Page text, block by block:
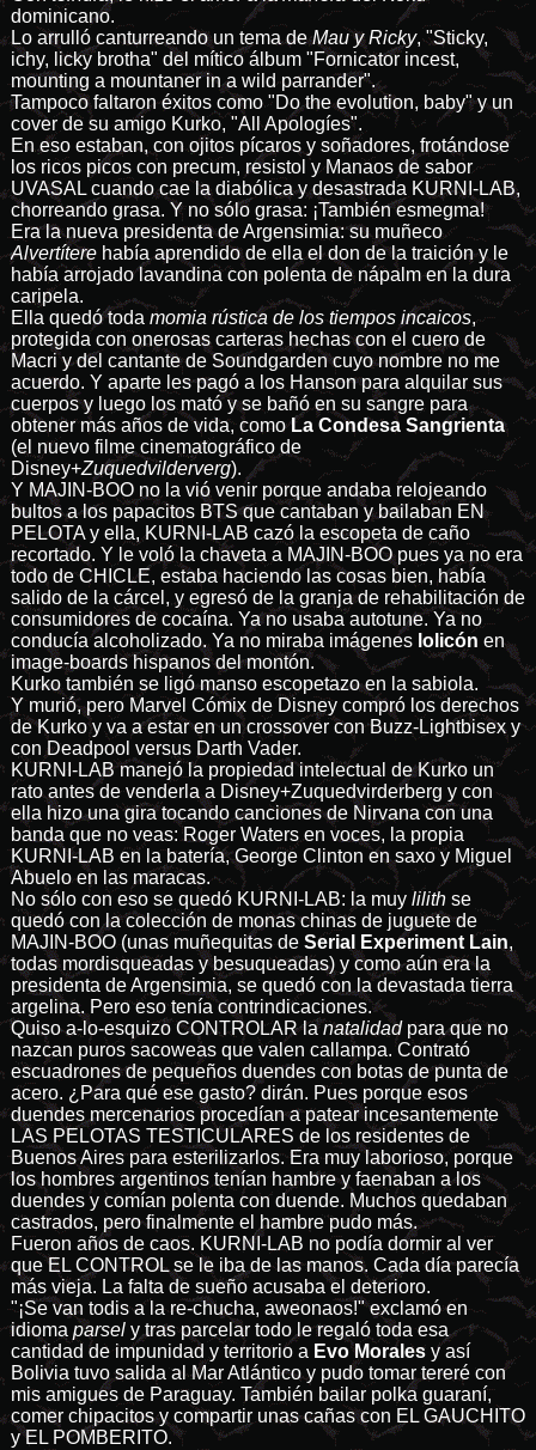
dominicano.
Lo arrulló canturreando un tema deMau y Ricky, "Sticky,
ichy, licky brotha" del mítico álbum "Fornicator incest,
mounting a mountaner in a wild parrander".
Tampoco faltaron éxitos como "Do the evolution, baby" y un
cover de su amigo Kurko, "All Apologíes".
En eso estaban, con ojitos pícaros y soñadores, frotándose
los ricos picos con precum, resistol y Manaos de sabor
UVASAL cuando cae la diabólica y desastrada KURNI-LAB,
chorreando grasa. Y no sólo grasa: ¡También esmegma!
Era la nueva presidenta de Argensimia: su muñeco
Alvertítere había aprendido de ella el don de la traición y le
había arrojado lavandina con polenta de nápalm en la dura
caripela.
Ella quedó toda momia rústica de los tiempos incaicos,
protegida con onerosas carteras hechas con el cuero de
Macri y del cantante de Soundgarden cuyo nombre no me
acuerdo. Y aparte les pagó a los Hanson para alquilar sus
cuerpos y luego los mató y se bañó en su sangre para
obtener más años de vida, comoLa Condesa Sangrienta
(el nuevo filme cinematográfico de
Disney+Zuquedvilderverg).
Y MAJIN-BOO no la vió venir porque andaba relojeando
bultos a los papacitos BTS que cantaban y bailaban EN
PELOTA y ella, KURNI-LAB cazó la escopeta de caño
recortado. Y le voló la chaveta a MAJIN-BOO pues ya no era
todo de CHICLE, estaba haciendo las cosas bien, había
salido de la cárcel, y egresó de la granja de rehabilitación de
consumidores de cocaína. Ya no usaba autotune. Ya no
conducía alcoholizado. Ya no miraba imágenes lolicón en
image-boards hispanos del montón.
Kurko también se ligó manso escopetazo en la sabiola.
Y murió, pero Marvel Cómix de Disney compró los derechos
de Kurko y va a estar en un crossover con Buzz-Lightbisex y
con Deadpool versus Darth Vader.
KURNI-LAB manejó la propiedad intelectual de Kurko un
rato antes de venderla a Disney+Zuquedvirderberg y con
ella hizo una gira tocando canciones de Nirvana con una
banda que no veas: Roger Waters en voces, la propia
KURNI-LAB en la batería, George Clinton en saxo y Miguel
Abuelo en las maracas.
No sólo con eso se quedó KURNI-LAB: la muy lilith se
quedó con la colección de monas chinas de juguete de
MAJIN-BOO (unas muñequitas de Serial Experiment Lain,
todas mordisqueadas y besuqueadas) y como aún era la
presidenta de Argensimia, se quedó con la devastada tierra
argelina. Pero eso tenía contrindicaciones.
Quiso a-lo-esquizo CONTROLAR lanatalidadpara que no
nazcan puros sacoweas que valen callampa. Contrató
escuadrones de pequeños duendes con botas de punta de
acero. ¿Para qué ese gasto? dirán. Pues porque esos
duendes mercenarios procedían a patear incesantemente
LAS PELOTAS TESTICULARES de los residentes de
Buenos Aires para esterilizarlos. Era muy laborioso, porque
los hombres argentinos tenían hambre y faenaban a los
duendes y comían polenta con duende. Muchos quedaban
castrados, pero finalmente el hambre pudo más.
Fueron años de caos. KURNI-LAB no podía dormir al ver
que EL CONTROL se le iba de las manos. Cada día parecía
más vieja. La falta de sueño acusaba el deterioro.
"¡Se van todis a la re-chucha, aweonaos!" exclamó en
idioma parsel y tras parcelar todo le regaló toda esa
cantidad de impunidad y territorio a Evo Morales y así
Bolivia tuvo salida al Mar Atlántico y pudo tomar tereré con
mis amigues de Paraguay. También bailar polka guaraní,
comer chipacitos y compartir unas cañas con EL GAUCHITO
y EL POMBERITO.